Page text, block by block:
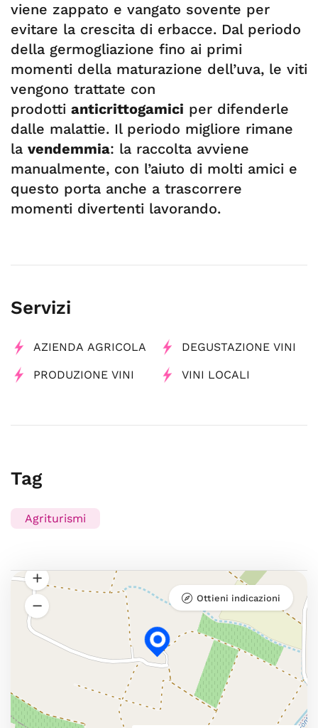
viene zappato e vangato sovente per
evitare la crescita di erbacce. Dal periodo
della germogliazione fino ai primi
momenti della maturazione dell’uva, le viti
vengono trattate con
prodotti anticrittogamici per difenderle
dalle malattie. Il periodo migliore rimane
la vendemmia: la raccolta avviene
manualmente, con l’aiuto di molti amici e
questo porta anche a trascorrere
momenti divertenti lavorando.
Servizi
AZIENDA AGRICOLA DEGUSTAZIONE VINI
PRODUZIONE VINI VINI LOCALI
Tag
Agriturismi
Ottieni indicazioni